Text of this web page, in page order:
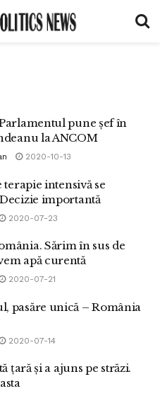
pune șef în
la ANCOM
2020-10-13
terapie intensivă se
importantă
2020-07-23
Sărim în sus de
apă curentă
2020-07-21
pasăre unică – România
2020-07-14
țară și a ajuns pe străzi.